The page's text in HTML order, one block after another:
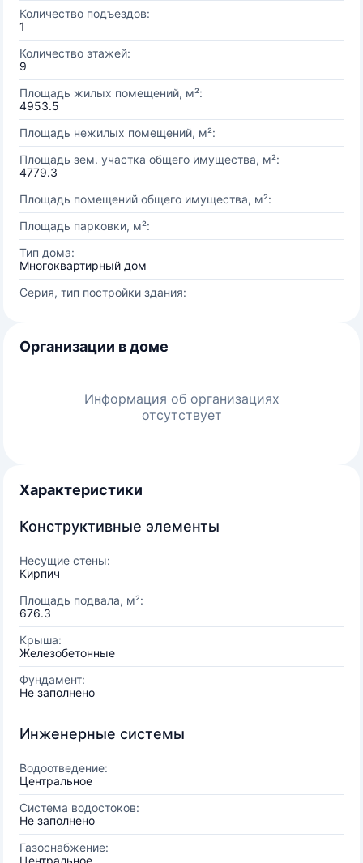
Количество подъездов:
1
Количество этажей:
9
Площадь жилых помещений, м²:
4953.5
Площадь нежилых помещений, м²:
Площадь зем. участка общего имущества, м²:
4779.3
Площадь помещений общего имущества, м²:
Площадь парковки, м²:
Тип дома:
Многоквартирный дом
Серия, тип постройки здания:
Организации в доме
Информация об организациях
отсутствует
Характеристики
Конструктивные элементы
Несущие стены:
Кирпич
Площадь подвала, м²:
676.3
Крыша:
Железобетонные
Фундамент:
Не заполнено
Инженерные системы
Водоотведение:
Центральное
Система водостоков:
Не заполнено
Газоснабжение:
Центральное